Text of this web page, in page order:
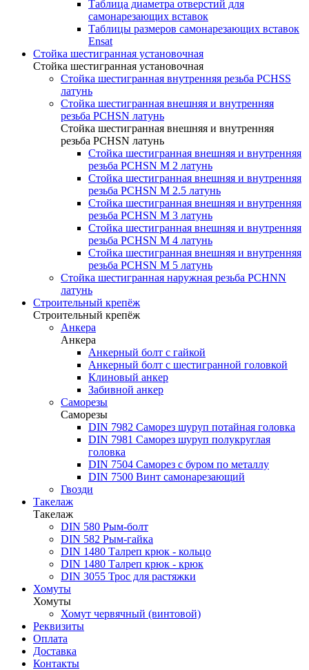
Таблица диаметра отверстий для
самонарезающих вставок
Таблицы размеров самонарезающих вставок
Ensat
Стойка шестигранная установочная
Стойка шестигранная установочная
Стойка шестигранная внутренняя резьба PCHSS
латунь
Стойка шестигранная внешняя и внутренняя
резьба PCHSN латунь
Стойка шестигранная внешняя и внутренняя
резьба PCHSN латунь
Стойка шестигранная внешняя и внутренняя
резьба PCHSN М 2 латунь
Стойка шестигранная внешняя и внутренняя
резьба PCHSN М 2.5 латунь
Стойка шестигранная внешняя и внутренняя
резьба PCHSN М 3 латунь
Стойка шестигранная внешняя и внутренняя
резьба PCHSN М 4 латунь
Стойка шестигранная внешняя и внутренняя
резьба PCHSN М 5 латунь
Стойка шестигранная наружная резьба PCHNN
латунь
Строительный крепёж
Строительный крепёж
Анкера
Анкера
Анкерный болт с гайкой
Анкерный болт с шестигранной головкой
Клиновый анкер
Забивной анкер
Саморезы
Саморезы
DIN 7982 Саморез шуруп потайная головка
DIN 7981 Саморез шуруп полукруглая
головка
DIN 7504 Саморез с буром по металлу
DIN 7500 Винт самонарезающий
Гвозди
Такелаж
Такелаж
DIN 580 Рым-болт
DIN 582 Рым-гайка
DIN 1480 Талреп крюк - кольцо
DIN 1480 Талреп крюк - крюк
DIN 3055 Трос для растяжки
Хомуты
Хомуты
Хомут червячный (винтовой)
Реквизиты
Оплата
Доставка
Контакты